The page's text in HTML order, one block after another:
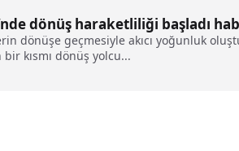
dönüş haraketliliği başladı
dönüşe geçmesiyle akıcı yoğunluk
kısmı dönüş yolcu...